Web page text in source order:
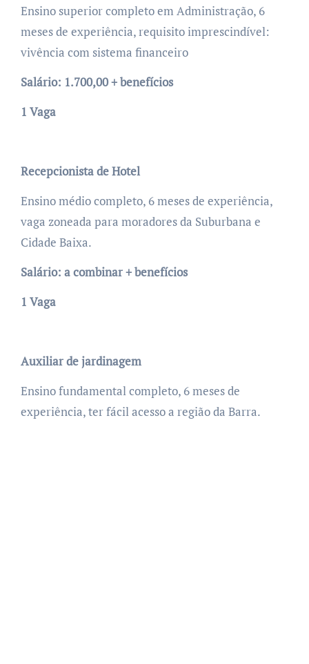
Ensino superior completo em Administração, 6
meses de experiência, requisito imprescindível:
vivência com sistema financeiro
Salário: 1.700,00 + benefícios
1 Vaga
Recepcionista de Hotel
Ensino médio completo, 6 meses de experiência,
vaga zoneada para moradores da Suburbana e
Cidade Baixa.
Salário: a combinar + benefícios
1 Vaga
Auxiliar de jardinagem
Ensino fundamental completo, 6 meses de
experiência, ter fácil acesso a região da Barra.